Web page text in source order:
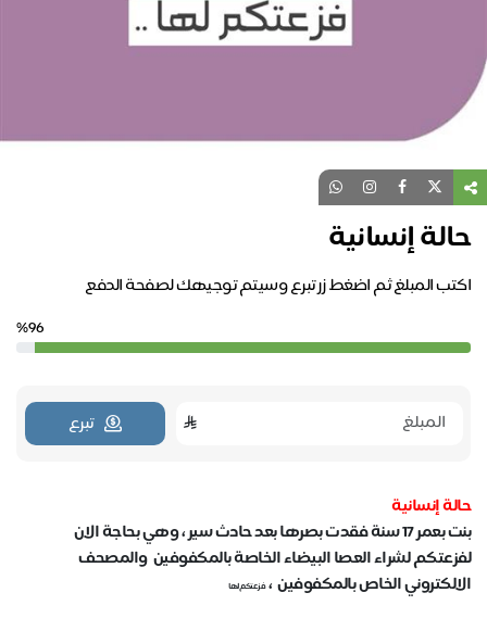
حالة إنسانية
اكتب المبلغ ثم اضغط زر تبرع وسيتم توجيهك لصفحة الدفع
%96
تبرع
حالة إنسانية
بنت بعمر 17 سنة فقدت بصرها بعد حادث سير ، وهي بحاجة الان
لفزعتكم لشراء العصا البيضاء الخاصة بالمكفوفين والمصحف
الالكتروني الخاص بالمكفوفين ،فزعتكم لها